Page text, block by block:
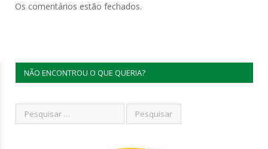
Os comentários estão fechados.
NÃO ENCONTROU O QUE QUERIA?